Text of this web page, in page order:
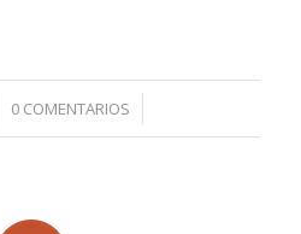
0 COMENTARIOS
/